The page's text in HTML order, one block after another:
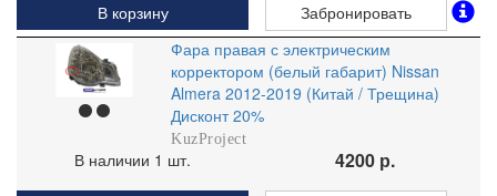
В корзину
Забронировать
Фара правая с электрическим
корректором (белый габарит) Nissan
Almera 2012-2019 (Китай / Трещина)
Дисконт 20%
KuzProject
В наличии 1 шт. 4200 р.